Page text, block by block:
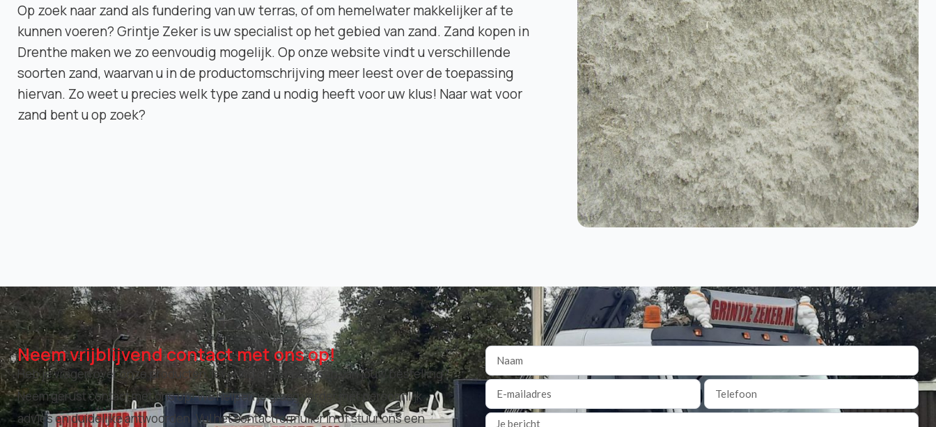
Op zoek naar zand als fundering van uw terras, of om hemelwater makkelijker af te
kunnen voeren? Grintje Zeker is uw specialist op het gebied van zand. Zand kopen in
Drenthe maken we zo eenvoudig mogelijk. Op onze website vindt u verschillende
soorten zand, waarvan u in de productomschrijving meer leest over de toepassing
hiervan. Zo weet u precies welk type zand u nodig heeft voor uw klus! Naar wat voor
zand bent u op zoek?
Neem vrijblijvend contact met ons op!
Heb je vragen over onze producten, levering of het plaatsen van jouw bestelling?
Neem gerust contact met ons op! We helpen je graag verder met persoonlijk
advies en duidelijke antwoorden. Vul het contactformulier in of stuur ons een